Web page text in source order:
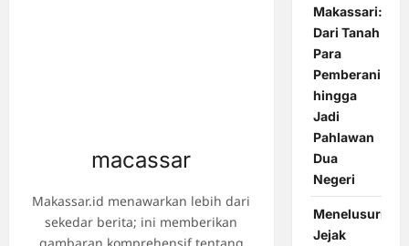
macassar
Makassar.id menawarkan lebih dari
sekedar berita; ini memberikan
Makassari:
Dari Tanah
Para
Pemberani
hingga
Jadi
Pahlawan
Dua
Negeri
Menelusuri
Jejak